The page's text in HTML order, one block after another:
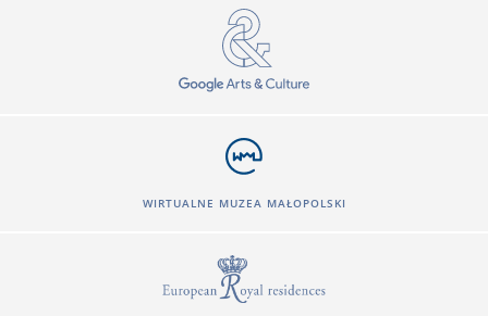
WIRTUALNE MUZEA MAŁOPOLSKI